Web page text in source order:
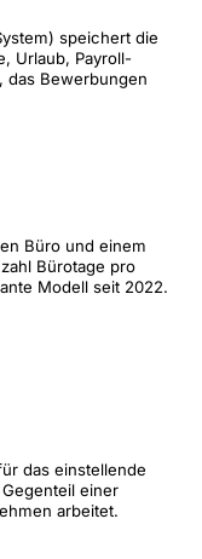
speichert die
Urlaub, Payroll-
das Bewerbungen
Büro und einem
Bürotage pro
Modell seit 2022.
das einstellende
einer
arbeitet.